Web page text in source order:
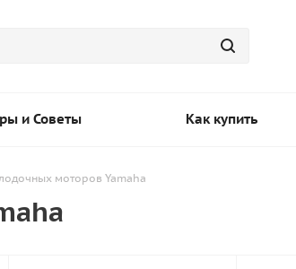
и Советы Как купить
моторов Yamaha